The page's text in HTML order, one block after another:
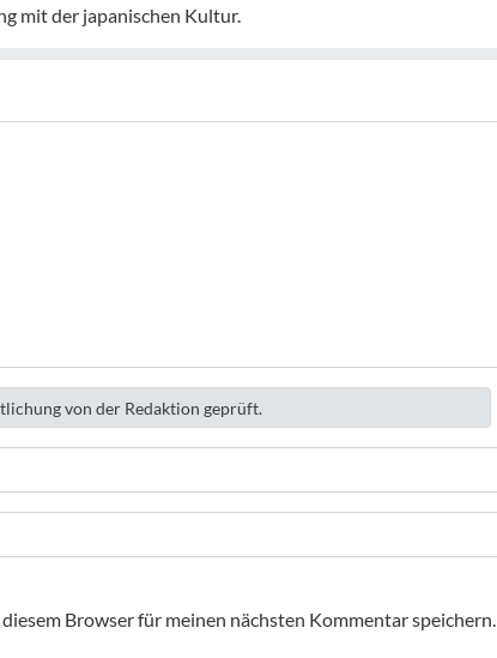
mit der japanischen Kultur.
von der Redaktion geprüft.
Browser für meinen nächsten Kommentar speichern.